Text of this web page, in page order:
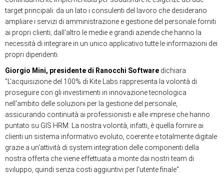
target principali: da un lato i consulenti del lavoro che desiderano
ampliare i servizi di amministrazione e gestione del personale forniti
ai propri clienti; dall'altro le medie e grandi aziende che hanno la
necessità di integrare in un unico applicativo tutte le informazioni dei
propri dipendenti.
Giorgio Mini, presidente di Ranocchi Software dichiara:
"L'acquisizione del 100% di Kite Labs rappresenta la volontà di
proseguire con gli investimenti in innovazione tecnologica
nell'ambito delle soluzioni per la gestione del personale,
assicurando continuità ai professionisti e alle imprese che hanno
puntato su GIS HRM. La nostra volontà, infatti, è quella fornire ai
clienti un sistema informativo evoluto, coerente e totalmente digitale
grazie a un'attività di system integration delle componenti della
nostra offerta che viene effettuata a monte dai nostri team di
sviluppo, quindi senza costi aggiuntivi per l'utente finale".